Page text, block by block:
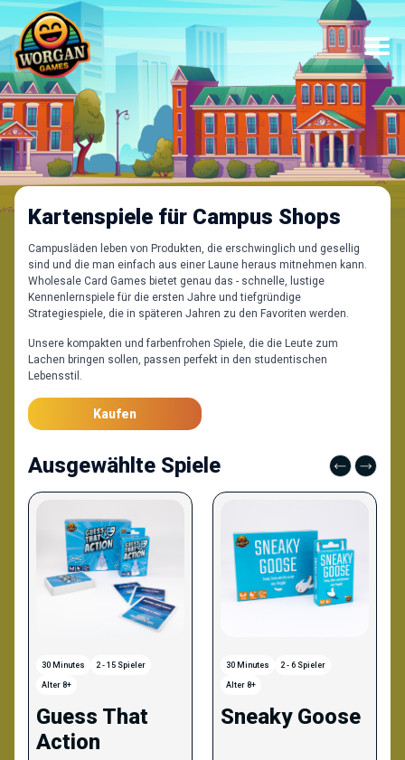
Kartenspiele für Campus Shops
Campusläden leben von Produkten, die erschwinglich und gesellig
sind und die man einfach aus einer Laune heraus mitnehmen kann.
Wholesale Card Games bietet genau das - schnelle, lustige
Kennenlernspiele für die ersten Jahre und tiefgründige
Strategiespiele, die in späteren Jahren zu den Favoriten werden.
Unsere kompakten und farbenfrohen Spiele, die die Leute zum
Lachen bringen sollen, passen perfekt in den studentischen
Lebensstil.
Kaufen
Ausgewählte Spiele
30 Minutes 2 - 15 Spieler
Alter 8+
Guess That
Action
30 Minutes 2 - 6 Spieler
Alter 8+
Sneaky Goose